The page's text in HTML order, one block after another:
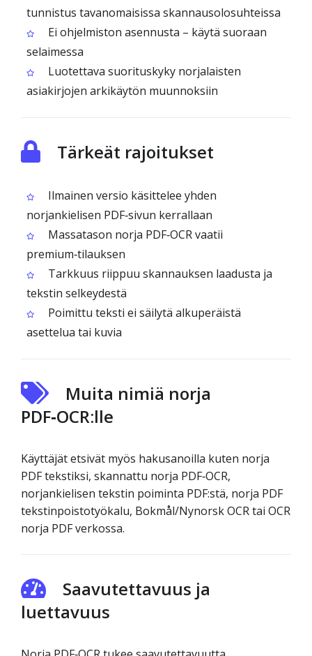
tunnistus tavanomaisissa skannausolosuhteissa
Ei ohjelmiston asennusta – käytä suoraan
selaimessa
Luotettava suorituskyky norjalaisten
asiakirjojen arkikäytön muunnoksiin
Tärkeät rajoitukset
Ilmainen versio käsittelee yhden
norjankielisen PDF‑sivun kerrallaan
Massatason norja PDF‑OCR vaatii
premium‑tilauksen
Tarkkuus riippuu skannauksen laadusta ja
tekstin selkeydestä
Poimittu teksti ei säilytä alkuperäistä
asettelua tai kuvia
Muita nimiä norja
PDF‑OCR:lle
Käyttäjät etsivät myös hakusanoilla kuten norja
PDF tekstiksi, skannattu norja PDF‑OCR,
norjankielisen tekstin poiminta PDF:stä, norja PDF
tekstinpoistotyökalu, Bokmål/Nynorsk OCR tai OCR
norja PDF verkossa.
Saavutettavuus ja
luettavuus